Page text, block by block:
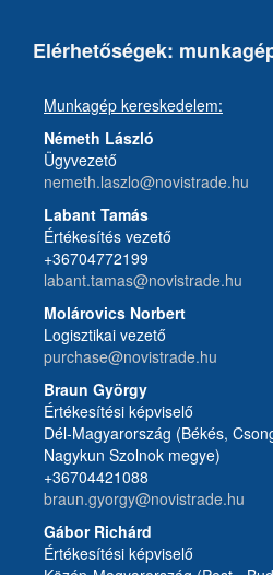
Elérhetőségek:
Munkagép kereskedelem:
Németh László
Ügyvezető
nemeth.laszlo@novistrade.hu
Labant Tamás
Értékesítés vezető
+36704772199
labant.tamas@novistrade.hu
Molárovics Norbert
Logisztikai vezető
purchase@novistrade.hu
Braun György
Értékesítési képviselő
Dél-Magyarország (Békés,
Nagykun Szolnok megye)
+36704421088
braun.gyorgy@novistrade.hu
Gábor Richárd
Értékesítési képviselő